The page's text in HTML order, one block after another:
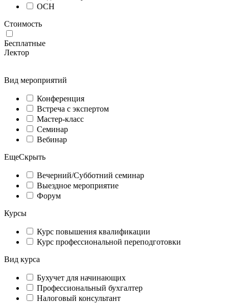
ОСН
Стоимость
Бесплатные
Лектор
Вид мероприятий
Конференция
Встреча с экспертом
Мастер-класс
Семинар
Вебинар
ЕщеСкрыть
Вечерний/Субботний семинар
Выездное мероприятие
Форум
Курсы
Курс повышения квалификации
Курс профессиональной переподготовки
Вид курса
Бухучет для начинающих
Профессиональный бухгалтер
Налоговый консультант